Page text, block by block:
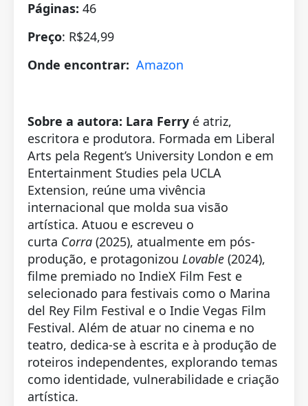
Páginas: 46
Preço: R$24,99
Onde encontrar: Amazon
Sobre a autora: Lara Ferry é atriz,
escritora e produtora. Formada em Liberal
Arts pela Regent’s University London e em
Entertainment Studies pela UCLA
Extension, reúne uma vivência
internacional que molda sua visão
artística. Atuou e escreveu o
curta Corra (2025), atualmente em pós-
produção, e protagonizou Lovable (2024),
filme premiado no IndieX Film Fest e
selecionado para festivais como o Marina
del Rey Film Festival e o Indie Vegas Film
Festival. Além de atuar no cinema e no
teatro, dedica-se à escrita e à produção de
roteiros independentes, explorando temas
como identidade, vulnerabilidade e criação
artística.